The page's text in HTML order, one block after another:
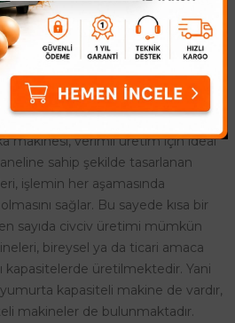
üretimi, farklı amaçlara yönelik
genelde doğal yolla çoğaltılır
gibi, üretim sürecini de
gerekli bir mühendislik çalışması
makinesi, verimli üretim için ideal
sahip şekilde tasarlanan
işlemin her aşamasında
sağlar. Bu sayede kısa bir
sayıda civciv üretimi mümkün
bireysel ya da ticari amaca
kapasitelerde üretilmektedir. Yani
kapasiteli makine de vardır,
makineler de bulunmaktadır.